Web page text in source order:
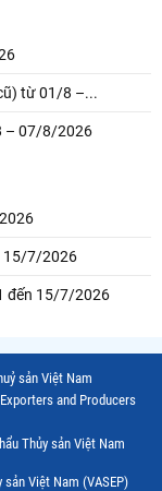
từ 01/8 –...
– 07/8/2026
15/7/2026
đến 15/7/2026
sản Việt Nam
and Producers
Thủy sản Việt Nam
sản Việt Nam (VASEP)